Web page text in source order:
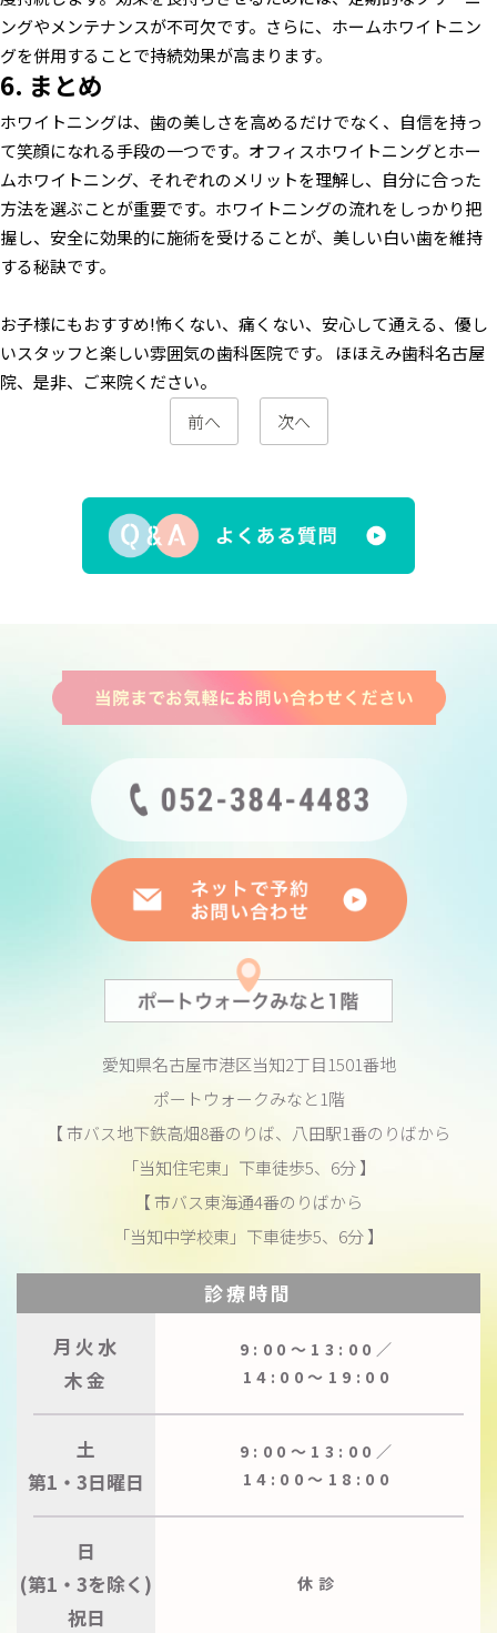
ングやメンテナンスが不可欠です。さらに、ホームホワイトニン
グを併用することで持続効果が高まります。
6. まとめ
ホワイトニングは、歯の美しさを高めるだけでなく、自信を持っ
て笑顔になれる手段の一つです。オフィスホワイトニングとホー
ムホワイトニング、それぞれのメリットを理解し、自分に合った
方法を選ぶことが重要です。ホワイトニングの流れをしっかり把
握し、安全に効果的に施術を受けることが、美しい白い歯を維持
する秘訣です。
お子様にもおすすめ!怖くない、痛くない、安心して通える、優し
いスタッフと楽しい雰囲気の歯科医院です。
ほほえみ歯科名古屋
院、是非、ご来院ください。
前へ
次へ
愛知県名古屋市港区当知2丁目1501番地
ポートウォークみなと1階
【 市バス地下鉄高畑8番のりば、八田駅1番のりばから
「当知住宅東」下車徒歩5、6分 】
【 市バス東海通4番のりばから
「当知中学校東」下車徒歩5、6分 】
診療時間
月火水
木金
9:00〜13:00／
14:00〜19:00
土
第1・3日曜日
9:00〜13:00／
14:00〜18:00
日
(第1・3を除く)
祝日
休診